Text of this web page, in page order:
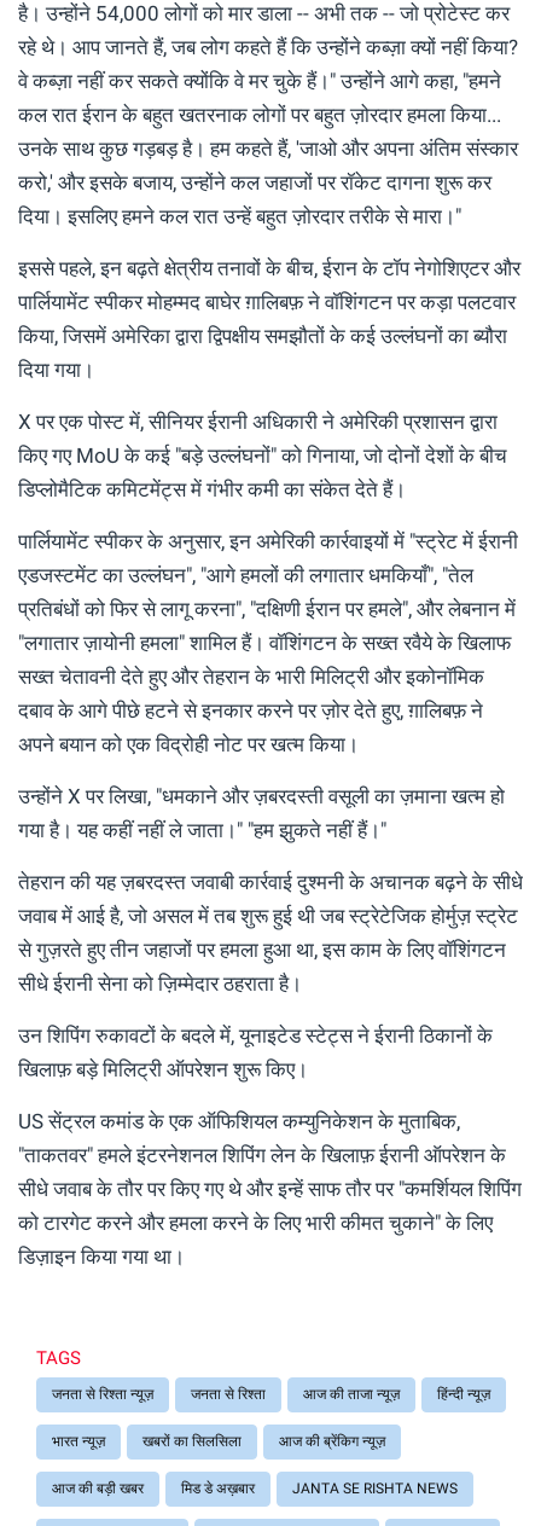
है। उन्होंने 54,000 लोगों को मार डाला -- अभी तक -- जो प्रोटेस्ट कर
रहे थे। आप जानते हैं, जब लोग कहते हैं कि उन्होंने कब्ज़ा क्यों नहीं किया?
वे कब्ज़ा नहीं कर सकते क्योंकि वे मर चुके हैं।" उन्होंने आगे कहा, "हमने
कल रात ईरान के बहुत खतरनाक लोगों पर बहुत ज़ोरदार हमला किया...
उनके साथ कुछ गड़बड़ है। हम कहते हैं, 'जाओ और अपना अंतिम संस्कार
करो,' और इसके बजाय, उन्होंने कल जहाजों पर रॉकेट दागना शुरू कर
दिया। इसलिए हमने कल रात उन्हें बहुत ज़ोरदार तरीके से मारा।"
इससे पहले, इन बढ़ते क्षेत्रीय तनावों के बीच, ईरान के टॉप नेगोशिएटर और
पार्लियामेंट स्पीकर मोहम्मद बाघेर ग़ालिबफ़ ने वॉशिंगटन पर कड़ा पलटवार
किया, जिसमें अमेरिका द्वारा द्विपक्षीय समझौतों के कई उल्लंघनों का ब्यौरा
दिया गया।
X पर एक पोस्ट में, सीनियर ईरानी अधिकारी ने अमेरिकी प्रशासन द्वारा
किए गए MoU के कई "बड़े उल्लंघनों" को गिनाया, जो दोनों देशों के बीच
डिप्लोमैटिक कमिटमेंट्स में गंभीर कमी का संकेत देते हैं।
पार्लियामेंट स्पीकर के अनुसार, इन अमेरिकी कार्रवाइयों में "स्ट्रेट में ईरानी
एडजस्टमेंट का उल्लंघन", "आगे हमलों की लगातार धमकियाँ", "तेल
प्रतिबंधों को फिर से लागू करना", "दक्षिणी ईरान पर हमले", और लेबनान में
"लगातार ज़ायोनी हमला" शामिल हैं। वॉशिंगटन के सख्त रवैये के खिलाफ
सख्त चेतावनी देते हुए और तेहरान के भारी मिलिट्री और इकोनॉमिक
दबाव के आगे पीछे हटने से इनकार करने पर ज़ोर देते हुए, ग़ालिबफ़ ने
अपने बयान को एक विद्रोही नोट पर खत्म किया।
उन्होंने X पर लिखा, "धमकाने और ज़बरदस्ती वसूली का ज़माना खत्म हो
गया है। यह कहीं नहीं ले जाता।" "हम झुकते नहीं हैं।"
तेहरान की यह ज़बरदस्त जवाबी कार्रवाई दुश्मनी के अचानक बढ़ने के सीधे
जवाब में आई है, जो असल में तब शुरू हुई थी जब स्ट्रेटेजिक होर्मुज़ स्ट्रेट
से गुज़रते हुए तीन जहाजों पर हमला हुआ था, इस काम के लिए वॉशिंगटन
सीधे ईरानी सेना को ज़िम्मेदार ठहराता है।
उन शिपिंग रुकावटों के बदले में, यूनाइटेड स्टेट्स ने ईरानी ठिकानों के
खिलाफ़ बड़े मिलिट्री ऑपरेशन शुरू किए।
US सेंट्रल कमांड के एक ऑफिशियल कम्युनिकेशन के मुताबिक,
"ताकतवर" हमले इंटरनेशनल शिपिंग लेन के खिलाफ़ ईरानी ऑपरेशन के
सीधे जवाब के तौर पर किए गए थे और इन्हें साफ तौर पर "कमर्शियल शिपिंग
को टारगेट करने और हमला करने के लिए भारी कीमत चुकाने" के लिए
डिज़ाइन किया गया था।
TAGS
जनता से रिश्ता न्यूज़ जनता से रिश्ता आज की ताजा न्यूज़ हिंन्दी न्यूज़
भारत न्यूज़ खबरों का सिलसिला आज की ब्रेंकिग न्यूज़
आज की बड़ी खबर मिड डे अख़बार JANTA SE RISHTA NEWS